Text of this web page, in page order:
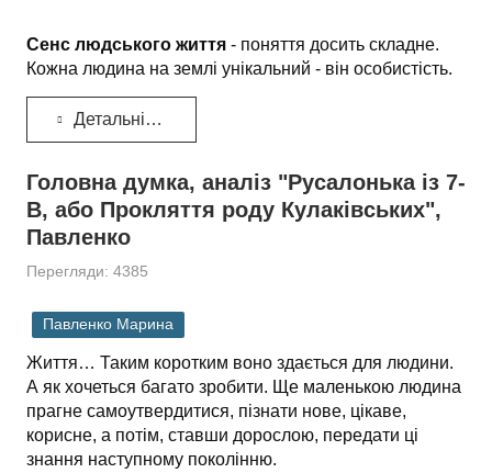
Сенс людського життя - поняття досить складне.
Кожна людина на землі унікальний - він особистість.
Детальніше...
Головна думка, аналіз "Русалонька із 7-
В, або Прокляття роду Кулаківських",
Павленко
Перегляди: 4385
Павленко Марина
Життя… Таким коротким воно здається для людини.
А як хочеться багато зробити. Ще маленькою людина
прагне самоутвердитися, пізнати нове, цікаве,
корисне, а потім, ставши дорослою, передати ці
знання наступному поколінню.